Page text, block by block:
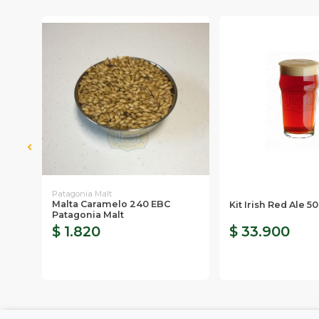
Patagonia Malt
Malta Caramelo 240 EBC
Patagonia Malt
$ 1.820
Kit Irish Red Ale
$ 33.900